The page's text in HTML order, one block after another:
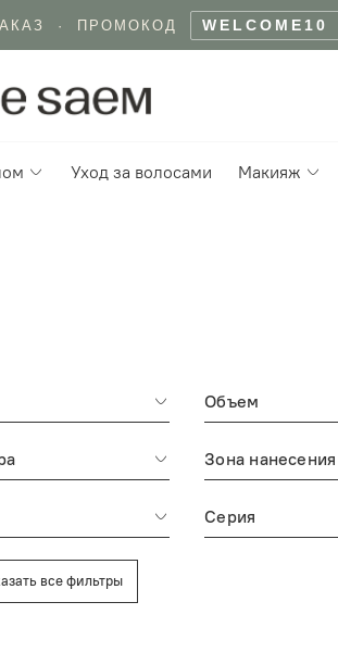
Р · В ПУНКТ ВЫДАЧИ ОТ 3000 Р
Уход за волосами Макияж
Объем
Зона нанесения
Серия
все фильтры